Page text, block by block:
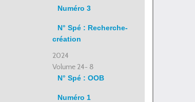
Numéro 3
N° Spé : Recherche-
création
2024
Volume 24- 8
N° Spé : OOB
Numéro 1